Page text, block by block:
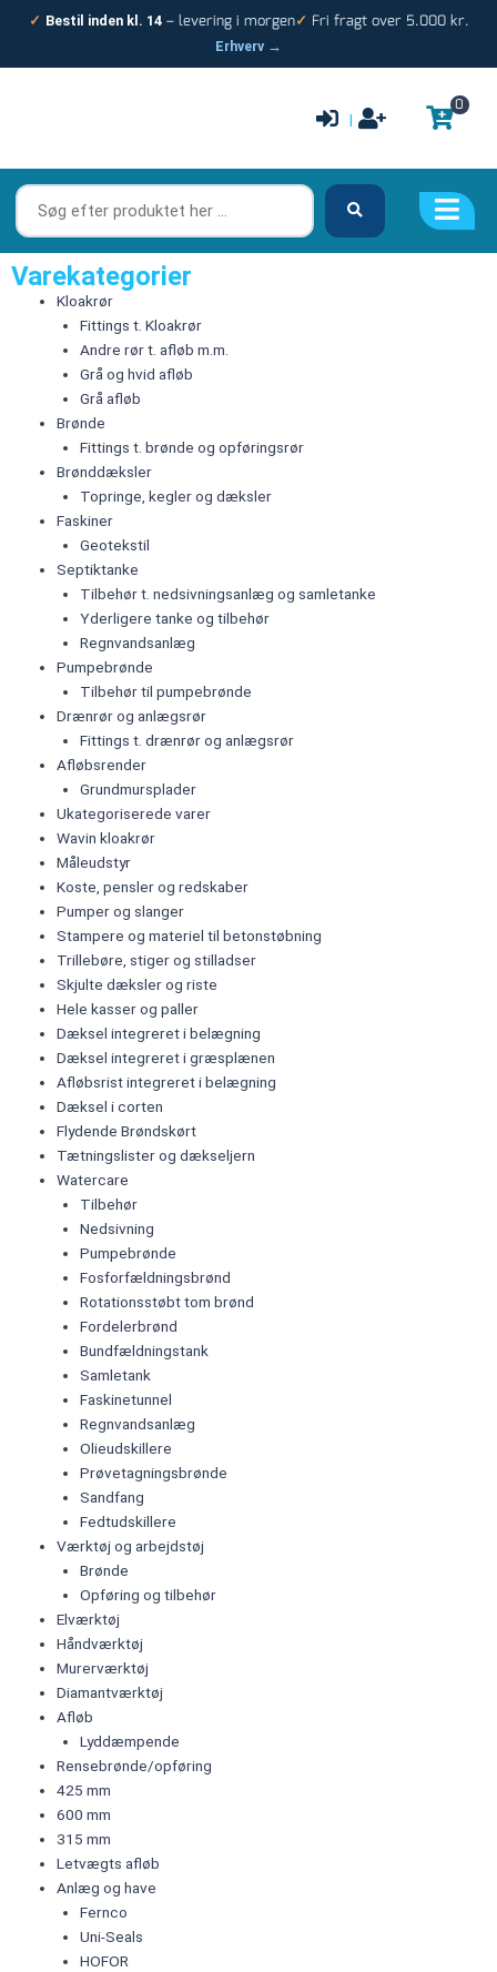
✓ Bestil inden kl. 14– levering i morgen✓ Fri fragt over 5.000 kr.
Erhverv →
|
0
Søg
efter
produktet
her
…
Varekategorier
Kloakrør
Fittings t. Kloakrør
Andre rør t. afløb m.m.
Grå og hvid afløb
Grå afløb
Brønde
Fittings t. brønde og opføringsrør
Brønddæksler
Topringe, kegler og dæksler
Faskiner
Geotekstil
Septiktanke
Tilbehør t. nedsivningsanlæg og samletanke
Yderligere tanke og tilbehør
Regnvandsanlæg
Pumpebrønde
Tilbehør til pumpebrønde
Drænrør og anlægsrør
Fittings t. drænrør og anlægsrør
Afløbsrender
Grundmursplader
Ukategoriserede varer
Wavin kloakrør
Måleudstyr
Koste, pensler og redskaber
Pumper og slanger
Stampere og materiel til betonstøbning
Trillebøre, stiger og stilladser
Skjulte dæksler og riste
Hele kasser og paller
Dæksel integreret i belægning​
Dæksel integreret i græsplænen​
Afløbsrist integreret i belægning​
Dæksel i corten
Flydende Brøndskørt​
Tætningslister og dækseljern​
Watercare
Tilbehør
Nedsivning
Pumpebrønde
Fosforfældningsbrønd
Rotationsstøbt tom brønd
Fordelerbrønd
Bundfældningstank
Samletank
Faskinetunnel
Regnvandsanlæg
Olieudskillere
Prøvetagningsbrønde
Sandfang
Fedtudskillere
Værktøj og arbejdstøj
Brønde
Opføring og tilbehør
Elværktøj
Håndværktøj
Murerværktøj
Diamantværktøj
Afløb
Lyddæmpende
Rensebrønde/opføring
425 mm
600 mm
315 mm
Letvægts afløb
Anlæg og have
Fernco
Uni-Seals
HOFOR